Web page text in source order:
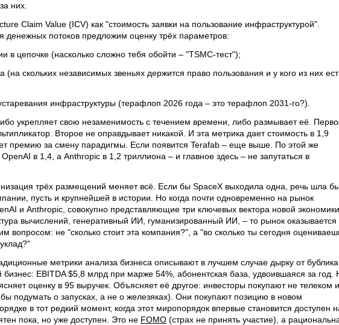
них.
Claim Value (ICV) как "стоимость заявки на пользование инфраструктурой".
денежных потоков предложим оценку трёх параметров:
в цепочке (насколько сложно тебя обойти – "TSMC-тест");
(на скольких независимых звеньях держится право пользования и у кого из них
инфраструктуры (терафлоп 2026 года – это терафлоп 2031-го?).
укрепляет свою незаменимость с течением времени, либо размывает её.
Второе не оправдывает никакой. И эта метрика дает стоимость в 1,9
премию за смену парадигмы. Если появится Terafab – еще выше. По этой же
в 1,4, а Anthropic в 1,2 триллиона – и главное здесь – не запутаться в
трёх размещений меняет всё. Если бы SpaceX выходила одна, речь шла
пусть и крупнейшей в истории. Но когда почти одновременно на рынок
и Anthropic, совокупно представляющие три ключевых вектора новой
вычислений, генеративный ИИ, гуманизированный ИИ, – то рынок оказывается
вопросом: не "сколько стоит эта компания?", а "во сколько ты сегодня
метрики анализа бизнеса описывают в лучшем случае дырку от бублика.
бизнес: EBITDA $5,8 млрд при марже 54%, абонентская база, удвоившаяся за год.
оценку в 95 выручек. Объясняет её другое: инвесторы покупают не телеком и
подумать о запусках, а не о железяках). Они покупают позицию в новом
в тот редкий момент, когда этот миропорядок впервые становится доступен
пока, но уже доступен. Это не FOMO (страх не принять участие), а